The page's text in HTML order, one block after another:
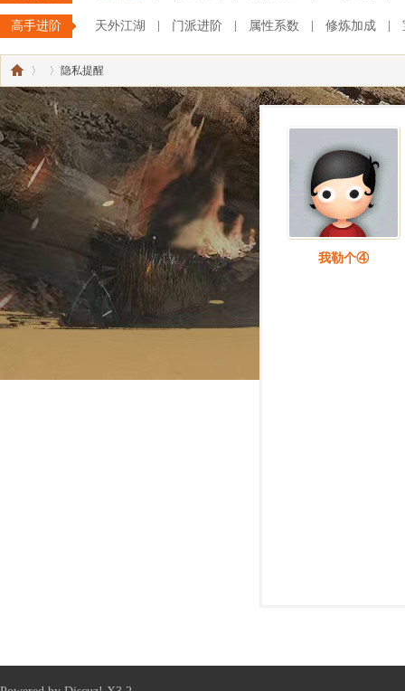
高手进阶 天外江湖 门派进阶 属性系数 修炼加成
《
新
龙
› ›
隐私提醒
我勒个④